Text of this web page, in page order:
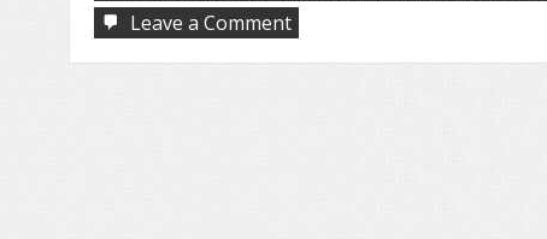
Leave a Commenton
Daniel
Bruson